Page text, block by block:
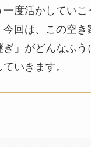
一度活かしていこ
今回は、この空き
ぎ」がどんなふう
いきます。